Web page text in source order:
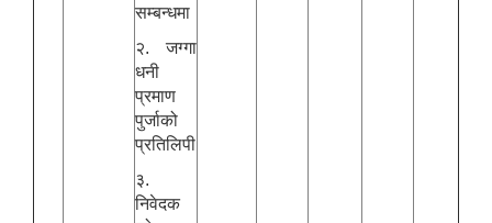
सम्बन्धमा
२. जग्गा
धनी
प्रमाण
पुर्जाको
प्रतिलिपी
३.
निवेदक